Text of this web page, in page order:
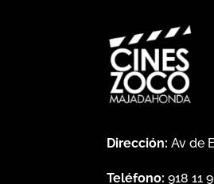
Dirección: Av de
Teléfono: 918 11